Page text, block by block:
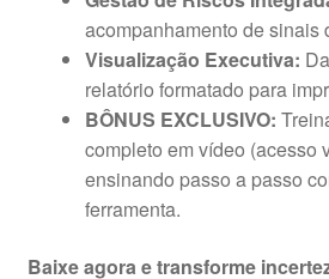
acompanhamento de sinais
Visualização Executiva:
relatório formatado para
BÔNUS EXCLUSIVO:
completo em vídeo (acesso
ensinando passo a passo
ferramenta.
Baixe agora e transforme